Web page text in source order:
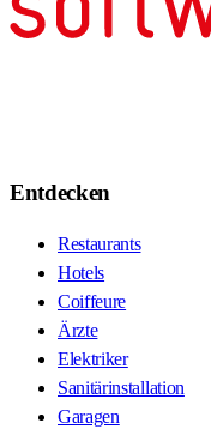
Entdecken
Restaurants
Hotels
Coiffeure
Ärzte
Elektriker
Sanitärinstallation
Garagen